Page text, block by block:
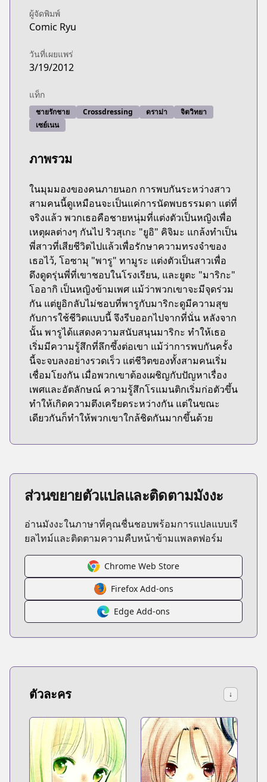
ผู้จัดพิมพ์
Comic Ryu
วันที่เผยแพร่
3/19/2012
แท็ก
ชายรักชาย Crossdressing ดราม่า
จิตวิทยา
เซย์เนน
ภาพรวม
ในมุมมองของคนภายนอก การพบกันระหว่างสาว
สามคนนี้ดูเหมือนจะเป็นแค่การนัดพบธรรมดา แต่ที่
จริงแล้ว พวกเธอคือชายหนุ่มที่แต่งตัวเป็นหญิงเพื่อ
เหตุผลต่างๆ กันไป ริวสุเกะ "ยูอิ" คิจิมะ แกล้งทำเป็น
พี่สาวที่เสียชีวิตไปแล้วเพื่อรักษาความทรงจำของ
เธอไว้, โอซามุ "พารู" ทามูระ แต่งตัวเป็นสาวเพื่อ
ดึงดูดรุ่นพี่ที่เขาชอบในโรงเรียน, และยูตะ "มาริกะ"
โออากิ เป็นหญิงข้ามเพศ แม้ว่าพวกเขาจะมีจุดร่วม
กัน แต่ยูอิกลับไม่ชอบที่พารูกับมาริกะดูมีความสุข
กับการใช้ชีวิตแบบนี้ จึงรีบออกไปจากที่นั่น หลังจาก
นั้น พารูได้แสดงความสนับสนุนมาริกะ ทำให้เธอ
เริ่มมีความรู้สึกที่ลึกซึ้งต่อเขา แม้ว่าการพบกันครั้ง
นี้จะจบลงอย่างรวดเร็ว แต่ชีวิตของทั้งสามคนเริ่ม
เชื่อมโยงกัน เมื่อพวกเขาต้องเผชิญกับปัญหาเรื่อง
เพศและอัตลักษณ์ ความรู้สึกโรแมนติกเริ่มก่อตัวขึ้น
ทำให้เกิดความตึงเครียดระหว่างกัน แต่ในขณะ
เดียวกันก็ทำให้พวกเขาใกล้ชิดกันมากขึ้นด้วย
ส่วนขยายตัวแปลและติดตามมังงะ
อ่านมังงะในภาษาที่คุณชื่นชอบพร้อมการแปลแบบเรี
ยลไทม์และติดตามความคืบหน้าข้ามแพลตฟอร์ม
Chrome Web Store
Firefox Add-ons
Edge Add-ons
ตัวละคร ↓